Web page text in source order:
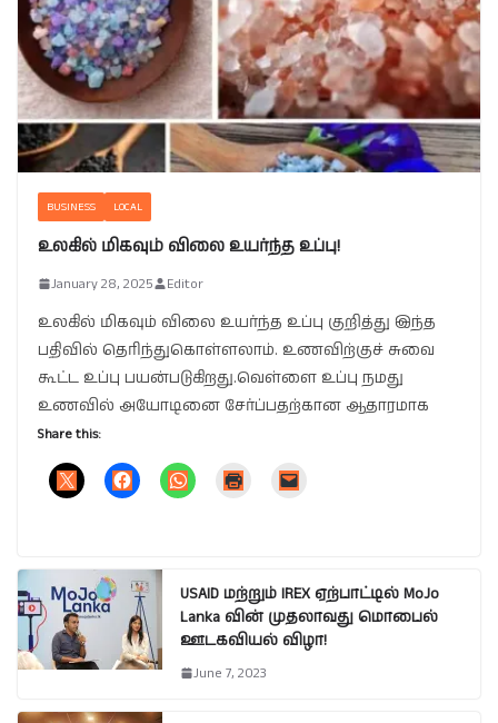
BUSINESS LOCAL
உலகில் மிகவும் விலை உயர்ந்த உப்பு!
January 28, 2025 Editor
உலகில் மிகவும் விலை உயர்ந்த உப்பு குறித்து இந்த
பதிவில் தெரிந்துகொள்ளலாம். உணவிற்குச் சுவை
கூட்ட உப்பு பயன்படுகிறது.வெள்ளை உப்பு நமது
உணவில் அயோடினை சேர்ப்பதற்கான ஆதாரமாக
Share this:
USAID மற்றும் IREX ஏற்பாட்டில் MoJo
Lanka வின் முதலாவது மொபைல்
ஊடகவியல் விழா!
June 7, 2023